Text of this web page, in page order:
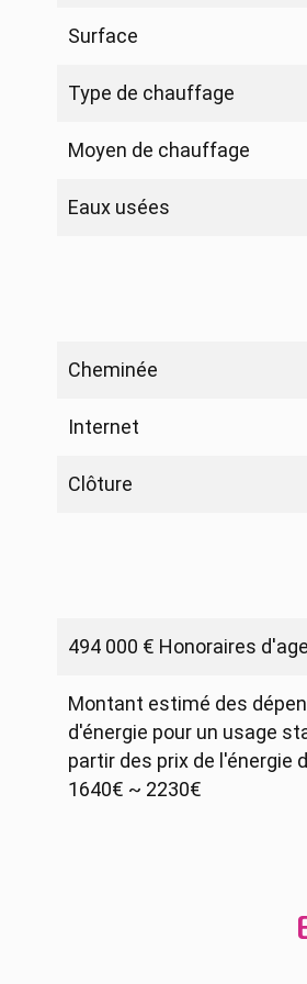
Surface
Type de chauffage
Moyen de chauffage
Eaux usées
Cheminée
Internet
Clôture
494 000 € Honoraires
Montant estimé des
d'énergie pour un usage
partir des prix de l'énergie
1640€ ~ 2230€